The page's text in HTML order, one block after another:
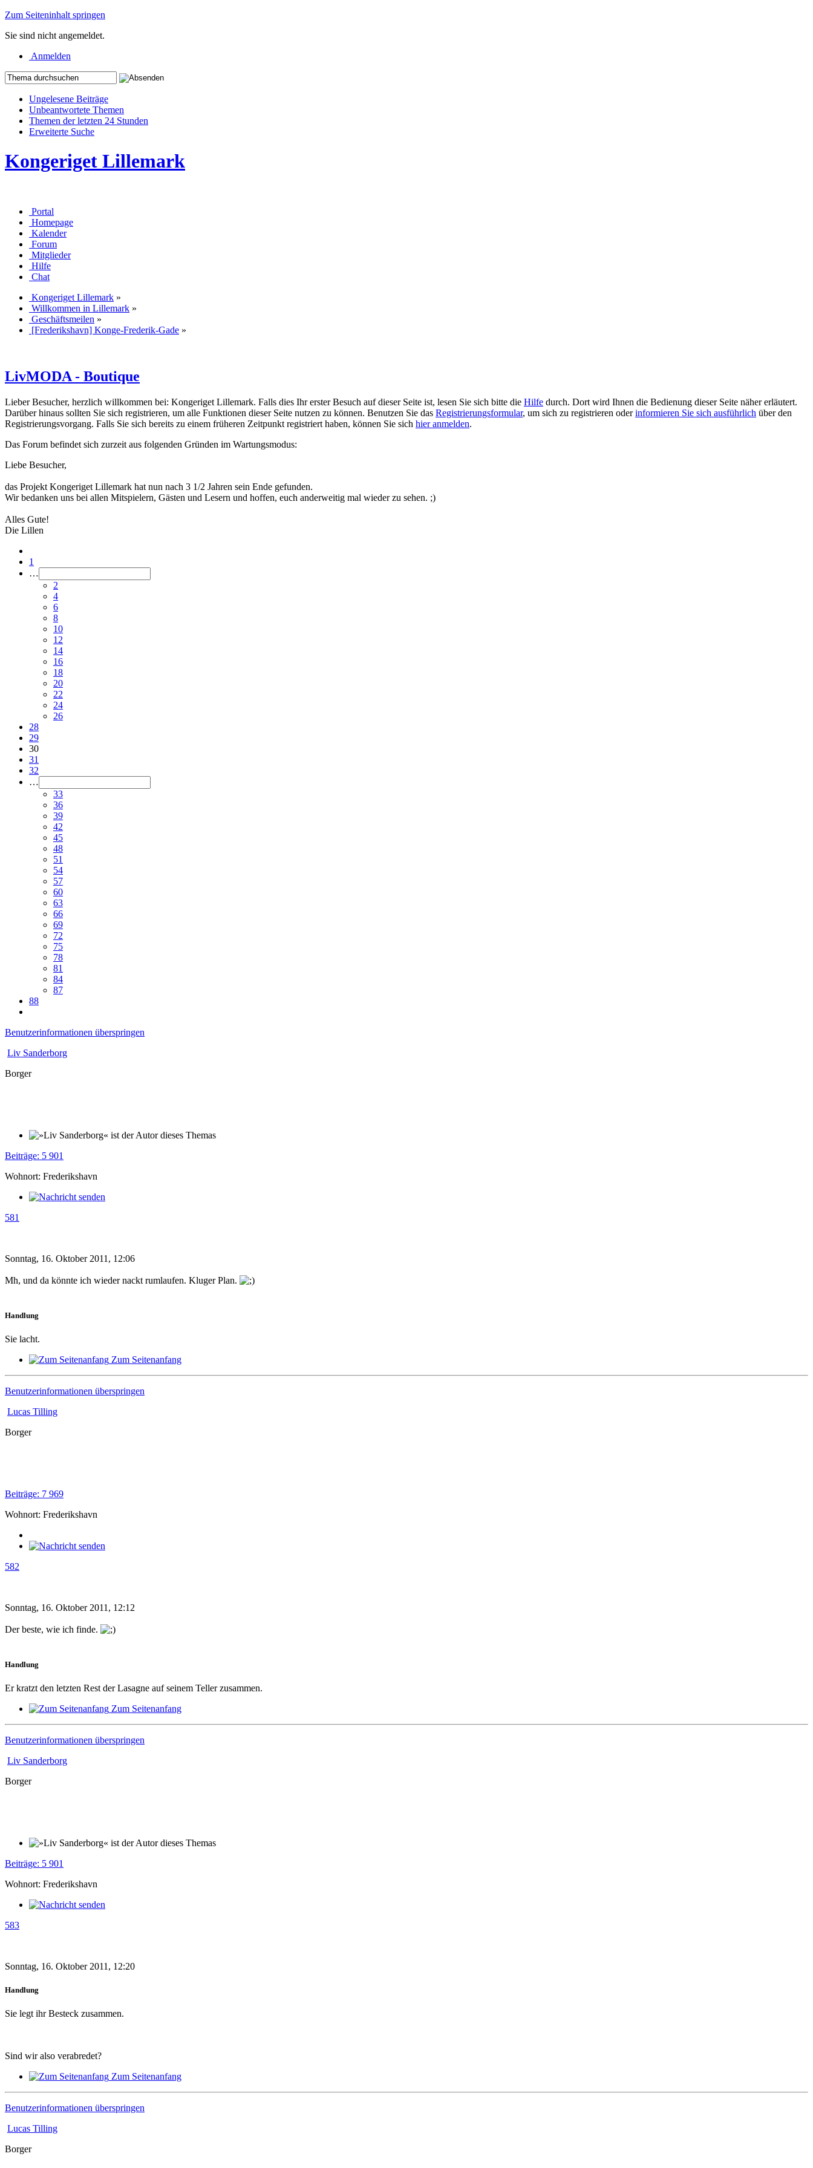
Zum Seiteninhalt springen
Sie sind nicht angemeldet.
Anmelden
Ungelesene Beiträge
Unbeantwortete Themen
Themen der letzten 24 Stunden
Erweiterte Suche
Kongeriget Lillemark
Portal
Homepage
Kalender
Forum
Mitglieder
Hilfe
Chat
Kongeriget Lillemark »
Willkommen in Lillemark »
Geschäftsmeilen »
[Frederikshavn] Konge-Frederik-Gade »
LivMODA - Boutique
Lieber Besucher, herzlich willkommen bei: Kongeriget Lillemark. Falls dies Ihr erster Besuch auf dieser Seite ist, lesen Sie sich bitte die Hilfe durch. Dort wird Ihnen die Bedienung dieser Seite näher erläutert.
Darüber hinaus sollten Sie sich registrieren, um alle Funktionen dieser Seite nutzen zu können. Benutzen Sie das Registrierungsformular, um sich zu registrieren oderinformieren Sie sich ausführlich über den
Registrierungsvorgang. Falls Sie sich bereits zu einem früheren Zeitpunkt registriert haben, können Sie sich hier anmelden.
Das Forum befindet sich zurzeit aus folgenden Gründen im Wartungsmodus:
Liebe Besucher,
das Projekt Kongeriget Lillemark hat nun nach 3 1/2 Jahren sein Ende gefunden.
Wir bedanken uns bei allen Mitspielern, Gästen und Lesern und hoffen, euch anderweitig mal wieder zu sehen. ;)
Alles Gute!
Die Lillen
1
…
2
4
6
8
10
12
14
16
18
20
22
24
26
28
29
30
31
32
…
33
36
39
42
45
48
51
54
57
60
63
66
69
72
75
78
81
84
87
88
Benutzerinformationen überspringen
Liv Sanderborg
Borger
Beiträge: 5 901
Wohnort: Frederikshavn
581
Sonntag, 16. Oktober 2011, 12:06
Mh, und da könnte ich wieder nackt rumlaufen. Kluger Plan.
Handlung
Sie lacht.
Zum Seitenanfang
Benutzerinformationen überspringen
Lucas Tilling
Borger
Beiträge: 7 969
Wohnort: Frederikshavn
582
Sonntag, 16. Oktober 2011, 12:12
Der beste, wie ich finde.
Handlung
Er kratzt den letzten Rest der Lasagne auf seinem Teller zusammen.
Zum Seitenanfang
Benutzerinformationen überspringen
Liv Sanderborg
Borger
Beiträge: 5 901
Wohnort: Frederikshavn
583
Sonntag, 16. Oktober 2011, 12:20
Handlung
Sie legt ihr Besteck zusammen.
Sind wir also verabredet?
Zum Seitenanfang
Benutzerinformationen überspringen
Lucas Tilling
Borger